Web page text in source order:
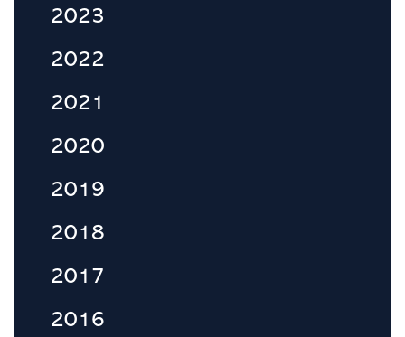
2023
2022
2021
2020
2019
2018
2017
2016